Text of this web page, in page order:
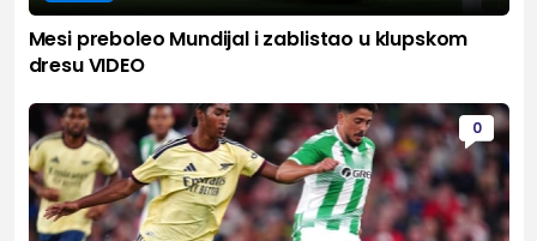
Mesi preboleo Mundijal i zablistao u klupskom
dresu VIDEO
0